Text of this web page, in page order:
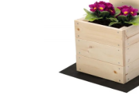
PARKOVACÍ BLOKÁDY
AKCE A SLEVY